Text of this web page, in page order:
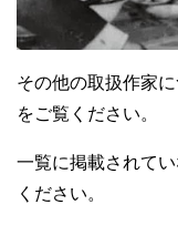
その他の取扱作家に
をご覧ください。
一覧に掲載されて
ください。